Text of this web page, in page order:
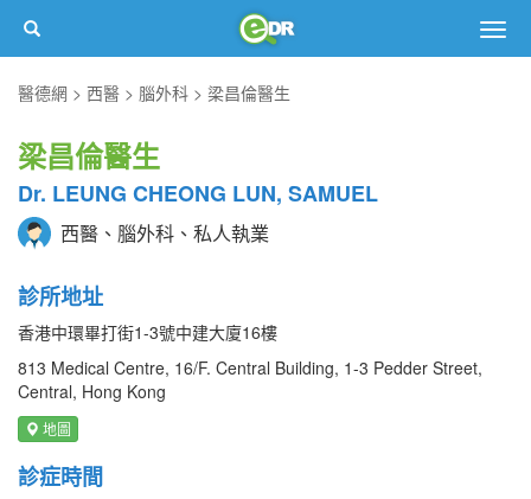
醫德網
西醫 腦外科 梁昌倫醫生
梁昌倫醫生
Dr. LEUNG CHEONG LUN, SAMUEL
西醫、腦外科、私人執業
診所地址
香港中環畢打街1-3號中建大廈16樓
813 Medical Centre, 16/F. Central Building, 1-3 Pedder Street,
Central, Hong Kong
地圖
診症時間